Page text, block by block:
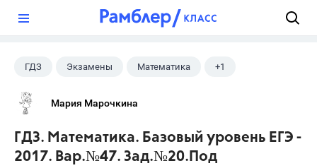
ГДЗ Экзамены Математика +1
Ященко И.В.
Мария Марочкина
ГДЗ. Математика. Базовый уровень ЕГЭ -
2017. Вар.№47. Зад.№20.Под